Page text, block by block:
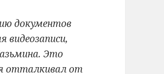
документов
видеозаписи,
Это
я отталкивал от